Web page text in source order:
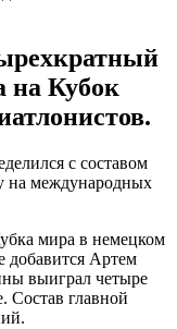
на Кубок
с составом
на международных
мира в немецком
добавится Артем
выиграл четыре
Состав главной